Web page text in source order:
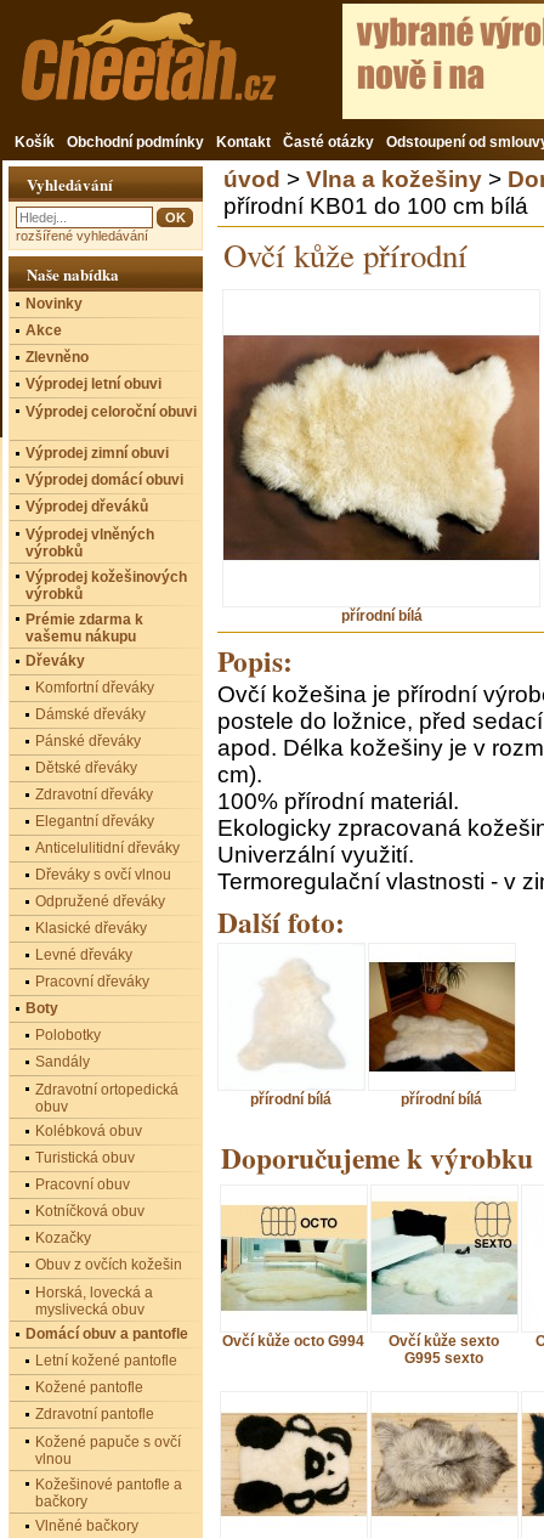
Košík Obchodní podmínky Kontakt Časté otázky Odstoupení od
úvod > Vlna a kožešiny >
přírodní KB01 do 100 cm bílá
Ovčí kůže přírodní
přírodní bílá
Popis:
Ovčí kožešina je přírodní
postele do ložnice, před
apod. Délka kožešiny je v
cm).
100% přírodní materiál.
Ekologicky zpracovaná
Univerzální využití.
Termoregulační vlastnosti - v
Další foto:
přírodní bílá přírodní bílá
Doporučujeme k výrobku
Ovčí kůže octo G994
Ovčí kůže sexto
G995 sexto
Vyhledávání
rozšířené vyhledávání
Naše nabídka
Novinky
Akce
Zlevněno
Výprodej letní obuvi
Výprodej celoroční obuvi
Výprodej zimní obuvi
Výprodej domácí obuvi
Výprodej dřeváků
Výprodej vlněných
výrobků
Výprodej kožešinových
výrobků
Prémie zdarma k
vašemu nákupu
Dřeváky
Komfortní dřeváky
Dámské dřeváky
Pánské dřeváky
Dětské dřeváky
Zdravotní dřeváky
Elegantní dřeváky
Anticelulitidní dřeváky
Dřeváky s ovčí vlnou
Odpružené dřeváky
Klasické dřeváky
Levné dřeváky
Pracovní dřeváky
Boty
Polobotky
Sandály
Zdravotní ortopedická
obuv
Kolébková obuv
Turistická obuv
Pracovní obuv
Kotníčková obuv
Kozačky
Obuv z ovčích kožešin
Horská, lovecká a
myslivecká obuv
Domácí obuv a pantofle
Letní kožené pantofle
Kožené pantofle
Zdravotní pantofle
Kožené papuče s ovčí
vlnou
Kožešinové pantofle a
bačkory
Vlněné bačkory